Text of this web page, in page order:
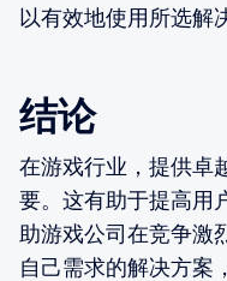
以有效地使用所选解
结论
在游戏行业，提供卓
要。这有助于提高用
助游戏公司在竞争激
自己需求的解决方案